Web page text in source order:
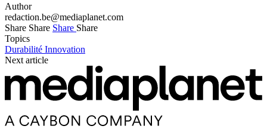
Author
redaction.be@mediaplanet.com
Share Share Share Share
Topics
Durabilité Innovation
Next article